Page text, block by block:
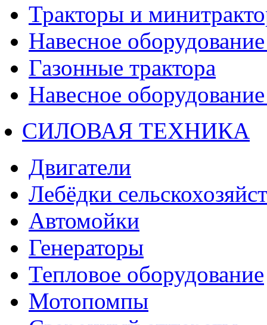
Тракторы и
Навесное
Газонные трактора
Навесное
СИЛОВАЯ ТЕХНИКА
Двигатели
Лебёдки
Автомойки
Генераторы
Тепловое оборудование
Мотопомпы